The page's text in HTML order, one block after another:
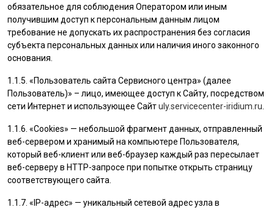
обязательное для соблюдения Оператором или иным
получившим доступ к персональным данным лицом
требование не допускать их распространения без согласия
субъекта персональных данных или наличия иного законного
основания.
1.1.5. «Пользователь сайта Сервисного центра» (далее
Пользователь)» – лицо, имеющее доступ к Сайту, посредством
сети Интернет и использующее Сайтuly.servicecenter-iridium.ru
1.1.6. «Cookies» — небольшой фрагмент данных, отправленный
веб-сервером и хранимый на компьютере Пользователя,
который веб-клиент или веб-браузер каждый раз пересылает
веб-серверу в HTTP-запросе при попытке открыть страницу
соответствующего сайта.
1.1.7. «IP-адрес» — уникальный сетевой адрес узла в